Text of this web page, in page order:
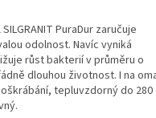
PuraDur zaručuje
odolnost. Navíc vyniká
růst bakterií v průměru o
dlouhou životnost. I na
tepluvzdorný do 280